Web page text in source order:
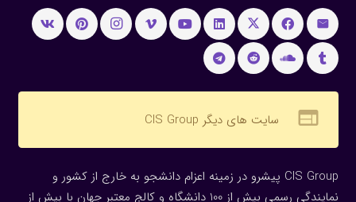
web سایت های دیگر CIS Group
CIS Group پیشرو در زمینه اعزام دانشجو به خارج از کشور و
نمایندگی رسمی بیش از 100 دانشگاه و کالج معتبر جهان با بیش از